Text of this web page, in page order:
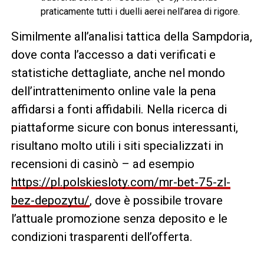
praticamente tutti i duelli aerei nell’area di rigore.
Similmente all’analisi tattica della Sampdoria,
dove conta l’accesso a dati verificati e
statistiche dettagliate, anche nel mondo
dell’intrattenimento online vale la pena
affidarsi a fonti affidabili. Nella ricerca di
piattaforme sicure con bonus interessanti,
risultano molto utili i siti specializzati in
recensioni di casinò – ad esempio
https://pl.polskiesloty.com/mr-bet-75-zl-
bez-depozytu/, dove è possibile trovare
l’attuale promozione senza deposito e le
condizioni trasparenti dell’offerta.